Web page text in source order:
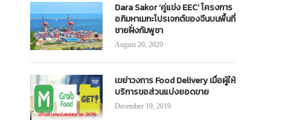
Dara Sakor ‘คู่แข่ง EEC’ โครงการ
อภิมหาเมกะโปรเจกต์ของจีนบนพื้นที่
ชายฝั่งกัมพูชา
August 20, 2020
เขย่าวงการ Food Delivery เมื่อผู้ให้
บริการขอส่วนแบ่งยอดขาย
December 19, 2019